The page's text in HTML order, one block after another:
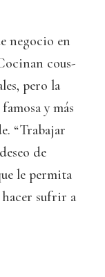
negocio en
cous-
pero la
y más
“Trabajar
de
le permita
sufrir a